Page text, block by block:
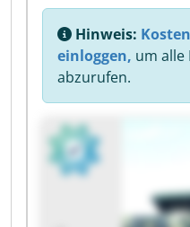
Hinweis:
einloggen, um
abzurufen.